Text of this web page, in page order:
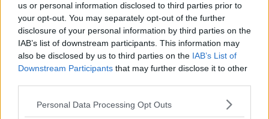
us or personal information disclosed to third parties prior to
your opt-out. You may separately opt-out of the further
disclosure of your personal information by third parties on the
IAB’s list of downstream participants. This information may
also be disclosed by us to third parties on the IAB’s List of
Downstream Participants that may further disclose it to other
Please note that this website/app uses one or more Google
Personal Data Processing Opt Outs